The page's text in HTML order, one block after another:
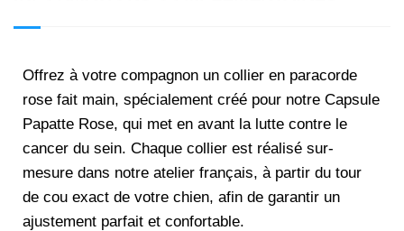
Offrez à votre compagnon un collier en paracorde
rose fait main, spécialement créé pour notre Capsule
Papatte Rose, qui met en avant la lutte contre le
cancer du sein. Chaque collier est réalisé sur-
mesure dans notre atelier français, à partir du tour
de cou exact de votre chien, afin de garantir un
ajustement parfait et confortable.